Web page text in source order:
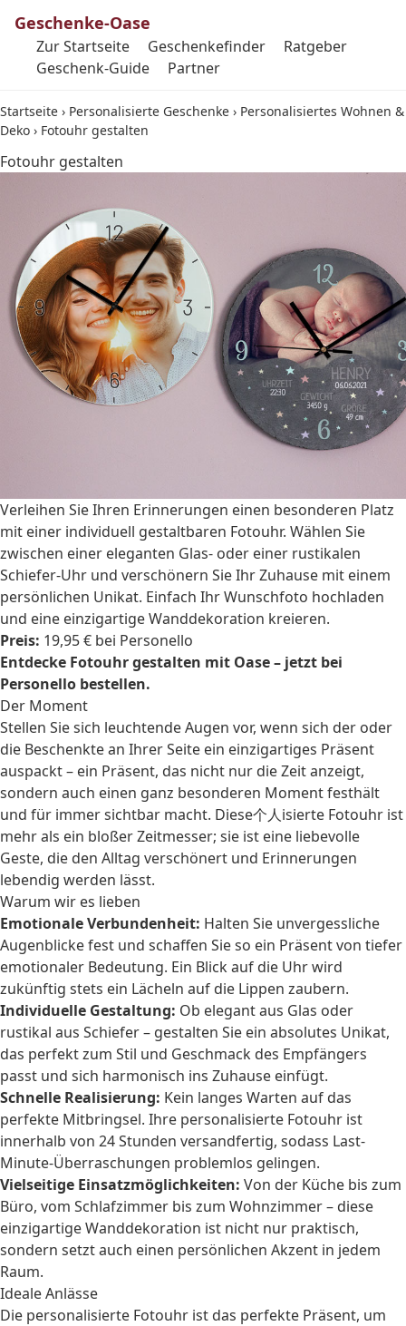
Geschenke-Oase
Zur Startseite Geschenkefinder
Ratgeber
Geschenk-Guide
Partner
Startseite › Personalisierte Geschenke › Personalisiertes Wohnen &
Deko › Fotouhr gestalten
Fotouhr gestalten
Verleihen Sie Ihren Erinnerungen einen besonderen Platz
mit einer individuell gestaltbaren Fotouhr. Wählen Sie
zwischen einer eleganten Glas- oder einer rustikalen
Schiefer-Uhr und verschönern Sie Ihr Zuhause mit einem
persönlichen Unikat. Einfach Ihr Wunschfoto hochladen
und eine einzigartige Wanddekoration kreieren.
Preis: 19,95 € bei Personello
Entdecke Fotouhr gestalten mit Oase – jetzt bei
Personello bestellen.
Der Moment
Stellen Sie sich leuchtende Augen vor, wenn sich der oder
die Beschenkte an Ihrer Seite ein einzigartiges Präsent
auspackt – ein Präsent, das nicht nur die Zeit anzeigt,
sondern auch einen ganz besonderen Moment festhält
und für immer sichtbar macht. Diese个人isierte Fotouhr ist
mehr als ein bloßer Zeitmesser; sie ist eine liebevolle
Geste, die den Alltag verschönert und Erinnerungen
lebendig werden lässt.
Warum wir es lieben
Emotionale Verbundenheit: Halten Sie unvergessliche
Augenblicke fest und schaffen Sie so ein Präsent von tiefer
emotionaler Bedeutung. Ein Blick auf die Uhr wird
zukünftig stets ein Lächeln auf die Lippen zaubern.
Individuelle Gestaltung: Ob elegant aus Glas oder
rustikal aus Schiefer – gestalten Sie ein absolutes Unikat,
das perfekt zum Stil und Geschmack des Empfängers
passt und sich harmonisch ins Zuhause einfügt.
Schnelle Realisierung: Kein langes Warten auf das
perfekte Mitbringsel. Ihre personalisierte Fotouhr ist
innerhalb von 24 Stunden versandfertig, sodass Last-
Minute-Überraschungen problemlos gelingen.
Vielseitige Einsatzmöglichkeiten: Von der Küche bis zum
Büro, vom Schlafzimmer bis zum Wohnzimmer – diese
einzigartige Wanddekoration ist nicht nur praktisch,
sondern setzt auch einen persönlichen Akzent in jedem
Raum.
Ideale Anlässe
Die personalisierte Fotouhr ist das perfekte Präsent, um